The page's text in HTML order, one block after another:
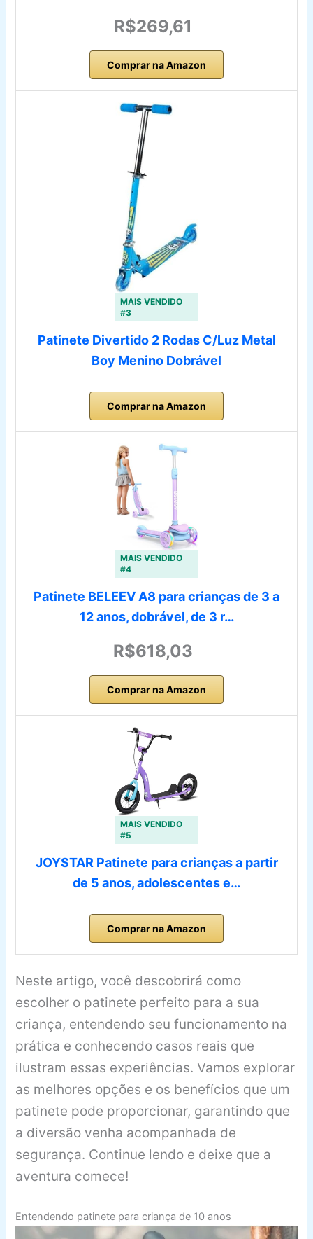
R$269,61
Comprar na Amazon
MAIS VENDIDO
#3
Patinete Divertido 2 Rodas C/Luz Metal
Boy Menino Dobrável
Comprar na Amazon
MAIS VENDIDO
#4
Patinete BELEEV A8 para crianças de 3 a
12 anos, dobrável, de 3 r…
R$618,03
Comprar na Amazon
MAIS VENDIDO
#5
JOYSTAR Patinete para crianças a partir
de 5 anos, adolescentes e…
Comprar na Amazon
Neste artigo, você descobrirá como
escolher o patinete perfeito para a sua
criança, entendendo seu funcionamento na
prática e conhecendo casos reais que
ilustram essas experiências. Vamos explorar
as melhores opções e os benefícios que um
patinete pode proporcionar, garantindo que
a diversão venha acompanhada de
segurança. Continue lendo e deixe que a
aventura comece!
Entendendo patinete para criança de 10 anos